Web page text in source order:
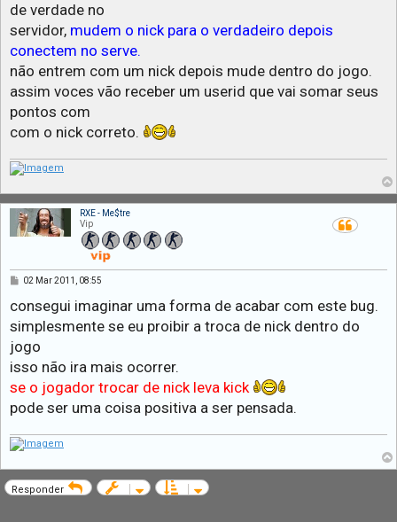
de verdade no
servidor, mudem o nick para o verdadeiro depois
conectem no serve.
não entrem com um nick depois mude dentro do jogo.
assim voces vão receber um userid que vai somar seus
pontos com
com o nick correto.
l
RXE - Me$tre
Vip
M
s
a
g
e
m
02 Mar 2011, 08:55
consegui imaginar uma forma de acabar com este bug.
simplesmente se eu proibir a troca de nick dentro do
jogo
isso não ira mais ocorrer.
se o jogador trocar de nick leva kick
pode ser uma coisa positiva a ser pensada.
Responder